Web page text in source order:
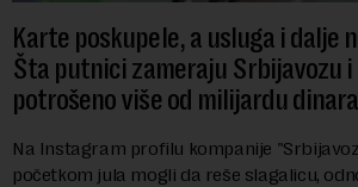
Karte poskupele, a usluga i dalje
Šta putnici zameraju Srbijavozu i
potrošeno više od milijardu dinara
Na Instagram profilu kompanije
početkom jula mogli da reše slagalicu,